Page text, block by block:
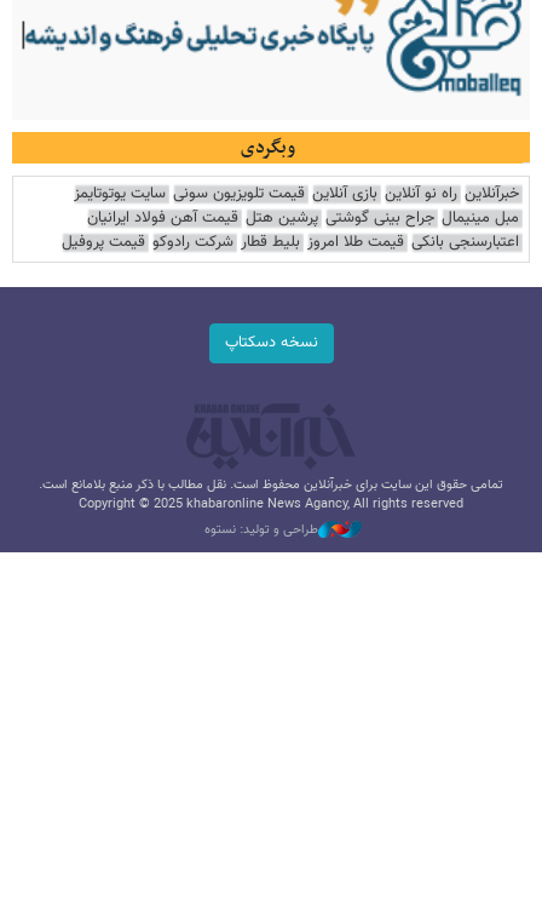
وبگردی
خبرآنلاین راه نو آنلاین بازی آنلاین قیمت تلویزیون سونی سایت یوتوتایمز
مبل مینیمال جراح بینی گوشتی پرشین هتل قیمت آهن فولاد ایرانیان
اعتبارسنجی بانکی قیمت طلا امروز بلیط قطار شرکت رادوکو قیمت پروفیل
نسخه دسکتاپ
تمامی حقوق این سایت برای خبرآنلاین محفوظ است. نقل مطالب با ذکر منبع بلامانع است.
Copyright © 2025 khabaronline News Agancy, All rights reserved
طراحی و تولید: نستوه